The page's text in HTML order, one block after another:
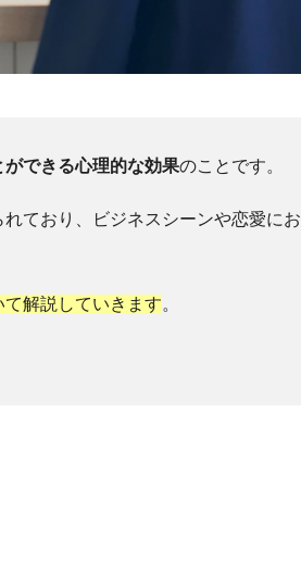
できる心理的な効果のことです。
ており、ビジネスシーンや恋愛にお
解説していきます。